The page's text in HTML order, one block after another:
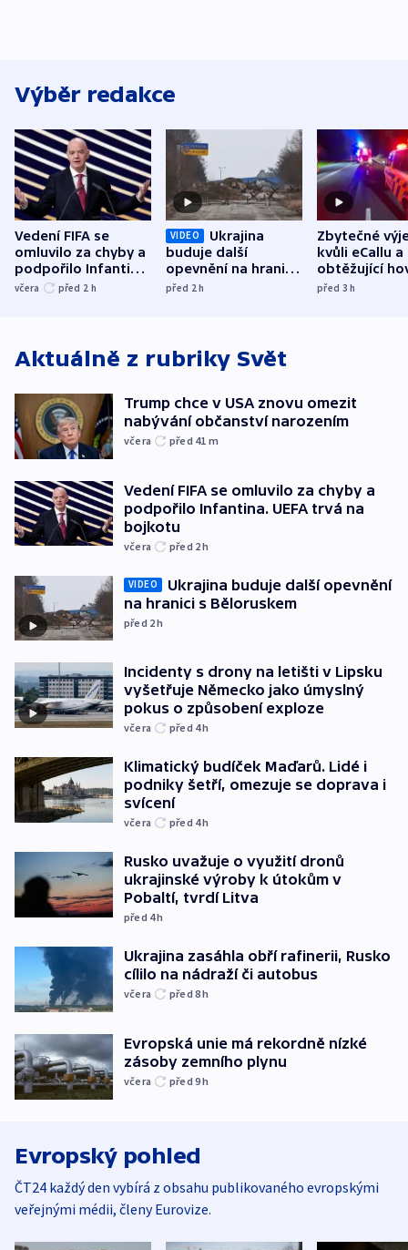
Výběr redakce
Vedení FIFA se
omluvilo za chyby a
podpořilo Infantina.
UEFA trvá na
včera před 2 h
VIDEO
Ukrajina
buduje další
opevnění na hranici
s Běloruskem
před 2h
Zbytečné
kvůli eCallu a
obtěžující
zdržují
před 3h
Aktuálně z rubriky Svět
Trump chce v USA znovu omezit
nabývání občanství narozením
včera před 41 m
Vedení FIFA se omluvilo za chyby a
podpořilo Infantina. UEFA trvá na
bojkotu
včera před 2h
VIDEO
Ukrajina buduje další opevnění
na hranici s Běloruskem
před 2h
Incidenty s drony na letišti v Lipsku
vyšetřuje Německo jako úmyslný
pokus o způsobení exploze
včera před 4h
Klimatický budíček Maďarů. Lidé i
podniky šetří, omezuje se doprava i
svícení
včera před 4h
Rusko uvažuje o využití dronů
ukrajinské výroby k útokům v
Pobaltí, tvrdí Litva
před 4h
Ukrajina zasáhla obří rafinerii, Rusko
cílilo na nádraží či autobus
včera před 8h
Evropská unie má rekordně nízké
zásoby zemního plynu
včera před 9h
Evropský pohled
ČT24 každý den vybírá z obsahu publikovaného evropskými
veřejnými médii, členy Eurovize.